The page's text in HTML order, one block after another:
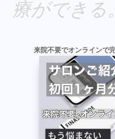
療ができる。
来院不要でオンラインで